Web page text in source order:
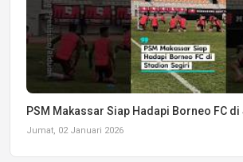
PSM Makassar Siap Hadapi Borneo FC
Jumat, 02 Januari 2026